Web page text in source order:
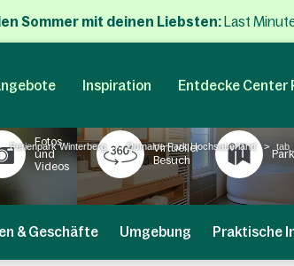
Sommer mit deinen Liebsten: Last
Inspiration Entdecke Center
Ferienpark Winterberg Domaine Park Hochsauerland
Fotos
und
Videos
Virtueller
Besuch
& Geschäfte Umgebung Praktische